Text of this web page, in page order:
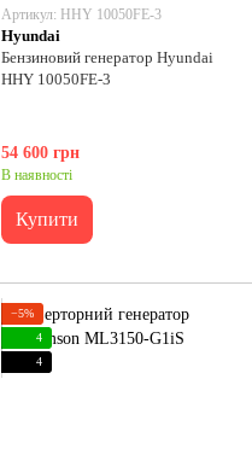
Артикул: HHY 10050FE-3
Hyundai
Бензиновий генератор Hyundai
HHY 10050FE-3
54 600 грн
В наявності
Купити
−5%
4
4